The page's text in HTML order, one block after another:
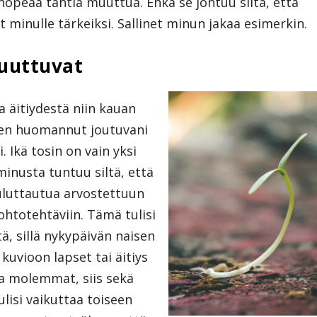
tärkeiksi. Sallinet minun jakaa esimerkin.
äitiydestä niin kauan
huomannut joutuvani
Ikä tosin on vain yksi
tuntuu siltä, että
arvostettuun
Tämä tulisi
sillä nykypäivän naisen
lapset tai äitiys
molemmat, siis sekä
vaikuttaa toiseen